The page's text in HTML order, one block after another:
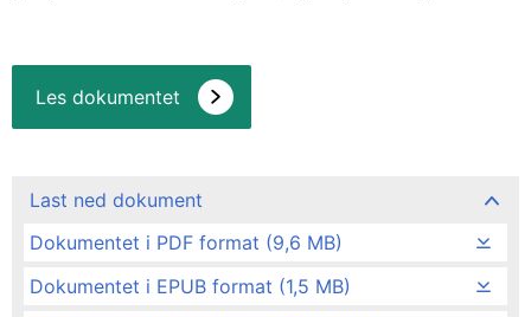
Les dokumentet
Last ned dokument
Dokumentet i PDF format (9,6 MB)
Dokumentet i EPUB format (1,5 MB)